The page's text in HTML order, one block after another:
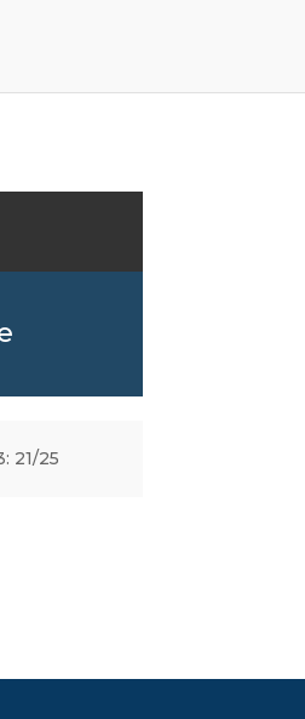
21/25